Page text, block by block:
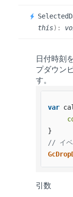
Selected
this) :
日付時刻
プダウン
す。
var
// イベ
引数